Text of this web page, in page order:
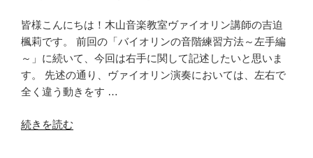
オ
リ
ン
音
階
習
皆様こんにちは！木山音楽教室ヴァイオリン講師の吉迫
楓莉です。 前回の「バイオリンの音階練習方法～左手編
～」に続いて、今回は右手に関して記述したいと思いま
す。 先述の通り、ヴァイオリン演奏においては、左右で
全く違う動きをす …
“バ
続きを読む